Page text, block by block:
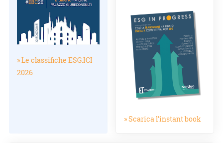
» Le classifiche ESG.ICI
2026
» Scarica l'instant book